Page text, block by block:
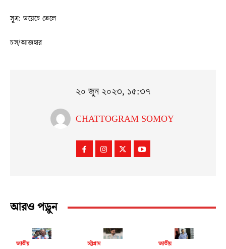
সূত্র: ডয়েচে ভেলে
চস/আজহার
২০ জুন ২০২৩, ১৫:৩৭
CHATTOGRAM SOMOY
আরও পড়ুন
জাতীয় চট্টগ্রাম জাতীয়